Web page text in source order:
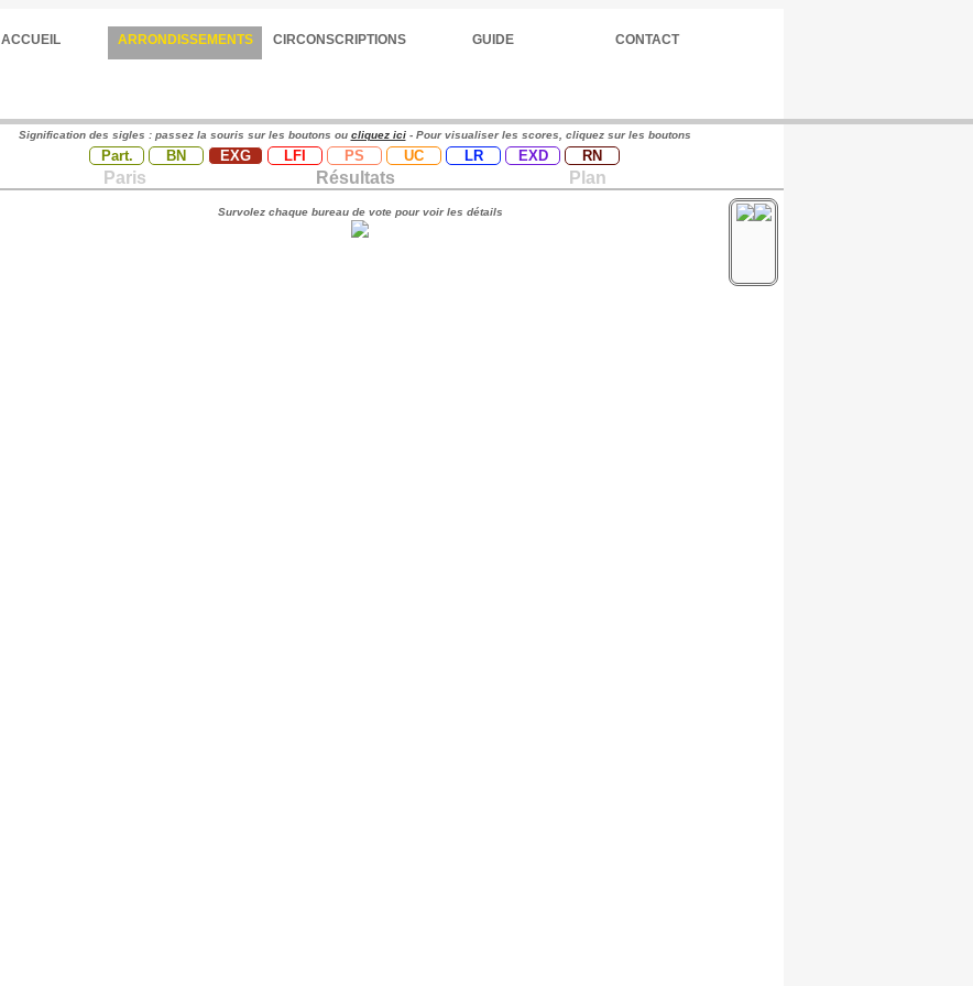
ACCUEIL ARRONDISSEMENTS CIRCONSCRIPTIONS GUIDE CONTACT
Signification des sigles : passez la souris sur les boutons ou cliquez ici- Pour visualiser les scores, cliquez sur les boutons
Part. BN EXG LFI PS UC LR EXD RN
Paris Résultats Plan
Survolez chaque bureau de vote pour voir les détails